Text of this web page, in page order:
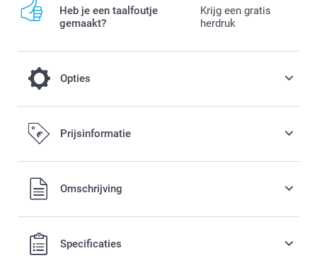
Heb je een taalfoutje
gemaakt?
Krijg een gratis
herdruk
Opties
Hang je Welkom poster op met deze
mooie Posterhanger
24,99 / stuk
Hanger gemaakt van hout
Prijsinformatie
Alle prijzen zijn in EURO (€) inclusief BTW en exclusief
verzendkosten.Omschrijving
Specificaties